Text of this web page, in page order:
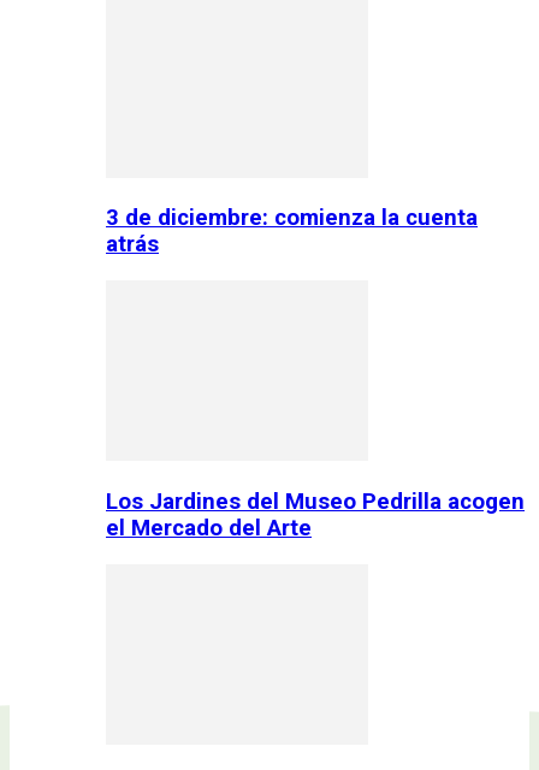
3 de diciembre: comienza la cuenta
atrás
Los Jardines del Museo Pedrilla acogen
el Mercado del Arte